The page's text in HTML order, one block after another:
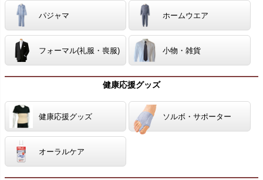
パジャマ ホームウエア
フォーマル(礼服・喪服) 小物・雑貨
健康応援グッズ
健康応援グッズ ソルボ・サポーター
オーラルケア